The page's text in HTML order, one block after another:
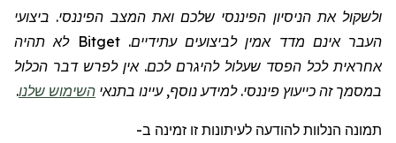
ולשקול את הניסיון הפיננסי שלכם ואת המצב הפיננסי. ביצועי
העבר אינם מדד אמין לביצועים עתידיים.Bitget לא תהיה
אחראית לכל הפסד שעלול להיגרם לכם. אין לפרש דבר הכלול
במסמך זה כייעוץ פיננסי. למידע נוסף, עיינו בתנאי השימוש שלנו.
תמונה הנלוות להודעה לעיתונות זו זמינה ב-